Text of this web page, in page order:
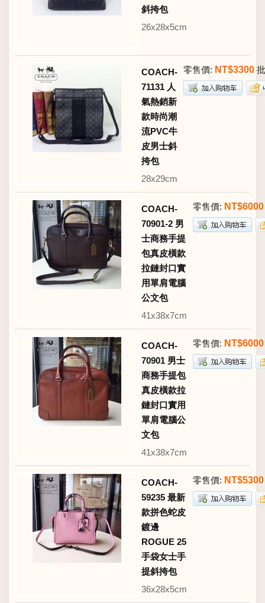
斜挎包
26x28x5cm
COACH-
71131 人
氣熱銷新
款時尚潮
流PVC牛
皮男士斜
挎包
28x29cm
零售價: NT$3300
COACH-
70901-2 男
士商務手提
包真皮橫款
拉鏈封口實
用單肩電腦
公文包
41x38x7cm
零售價: NT$6000
COACH-
70901 男士
商務手提包
真皮橫款拉
鏈封口實用
單肩電腦公
文包
41x38x7cm
零售價: NT$6000
COACH-
59235 最新
款拼色蛇皮
鍍邊
ROGUE 25
手袋女士手
提斜挎包
36x28x5cm
零售價: NT$5300